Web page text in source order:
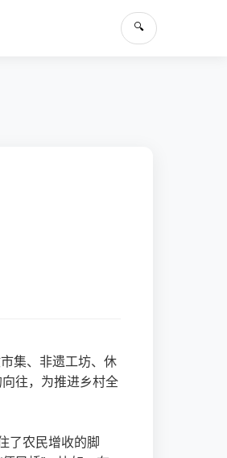
🔍
集、非遗工坊、休
往，为推进乡村全
了农民增收的脚